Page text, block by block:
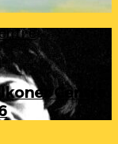
Centre